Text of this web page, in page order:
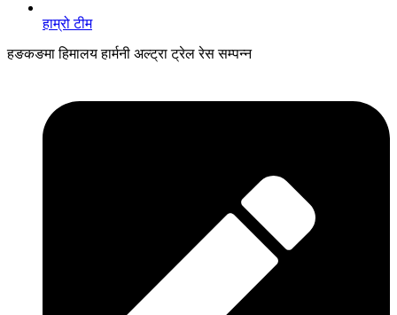
हाम्रो टीम
हङकङमा हिमालय हार्मनी अल्ट्रा ट्रेल रेस सम्पन्न